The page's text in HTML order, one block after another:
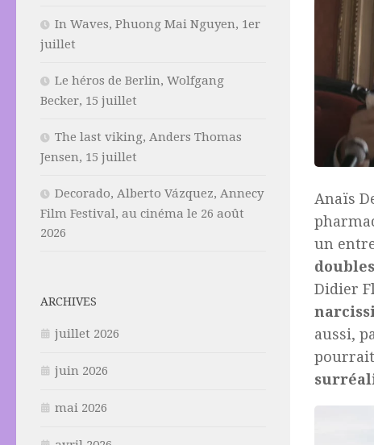
Anaïs
un
doubles
Didier
aussi,
pourrait
In Waves, Phuong Mai Nguyen, 1er
juillet
Le héros de Berlin, Wolfgang
Becker, 15 juillet
The last viking, Anders Thomas
Jensen, 15 juillet
Decorado, Alberto Vázquez, Annecy
Film Festival, au cinéma le 26 août
2026
ARCHIVES
juillet 2026
juin 2026
mai 2026